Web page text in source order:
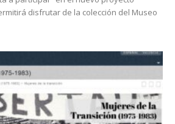
disfrutar de la colección del Museo